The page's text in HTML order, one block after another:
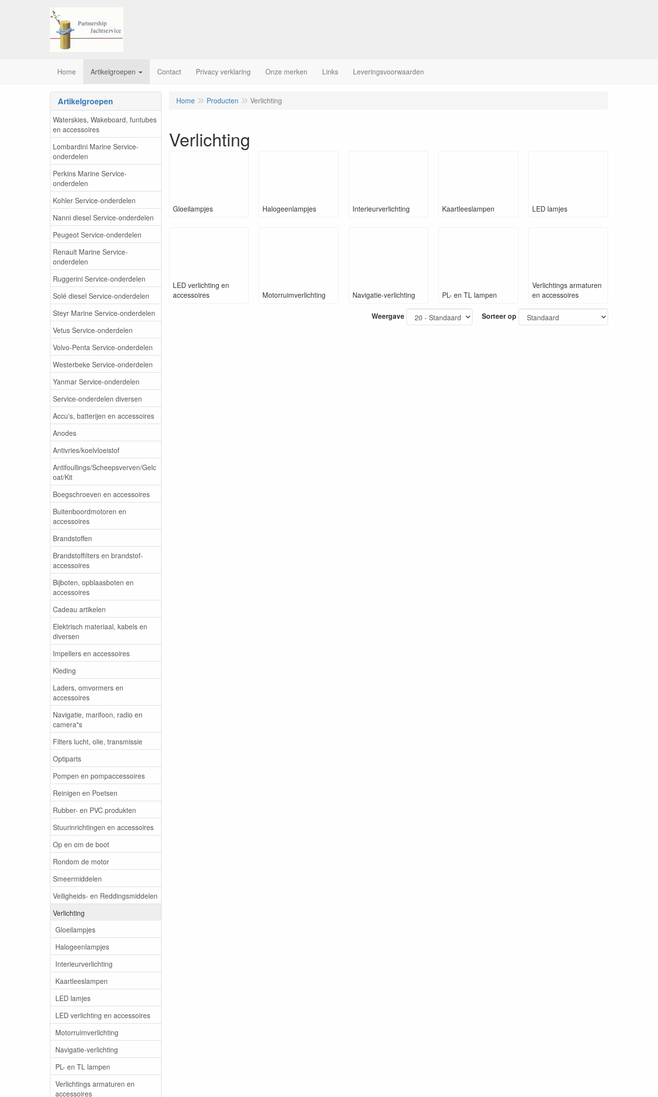
Home Artikelgroepen Contact Privacy verklaring Onze merken Links Leveringsvoorwaarden
Artikelgroepen
Waterskies, Wakeboard, funtubes
en accessoires
Lombardini Marine Service-
onderdelen
Perkins Marine Service-
onderdelen
Kohler Service-onderdelen
Nanni diesel Service-onderdelen
Peugeot Service-onderdelen
Renault Marine Service-
onderdelen
Ruggerini Service-onderdelen
Solé diesel Service-onderdelen
Steyr Marine Service-onderdelen
Vetus Service-onderdelen
Volvo-Penta Service-onderdelen
Westerbeke Service-onderdelen
Yanmar Service-onderdelen
Service-onderdelen diversen
Accu's, batterijen en accessoires
Anodes
Antivries/koelvloeistof
Antifoullings/Scheepsverven/Gelc
oat/Kit
Boegschroeven en accessoires
Buitenboordmotoren en
accessoires
Brandstoffen
Brandstoffilters en brandstof-
accessoires
Bijboten, opblaasboten en
accessoires
Cadeau artikelen
Elektrisch materiaal, kabels en
diversen
Impellers en accessoires
Kleding
Laders, omvormers en
accessoires
Navigatie, marifoon, radio en
camera"s
Filters lucht, olie, transmissie
Optiparts
Pompen en pompaccessoires
Reinigen en Poetsen
Rubber- en PVC produkten
Stuurinrichtingen en accessoires
Op en om de boot
Rondom de motor
Smeermiddelen
Veiligheids- en Reddingsmiddelen
Verlichting
Gloeilampjes
Halogeenlampjes
Interieurverlichting
Kaartleeslampen
LED lamjes
LED verlichting en accessoires
Motorruimverlichting
Navigatie-verlichting
PL- en TL lampen
Verlichtings armaturen en
accessoires
Home Producten Verlichting
Verlichting
Gloeilampjes Halogeenlampjes Interieurverlichting Kaartleeslampen LED lamjes
LED verlichting en
accessoires
Motorruimverlichting Navigatie-verlichting PL- en TL lampen
Verlichtings armaturen
en accessoires
Weergave Sorteer op